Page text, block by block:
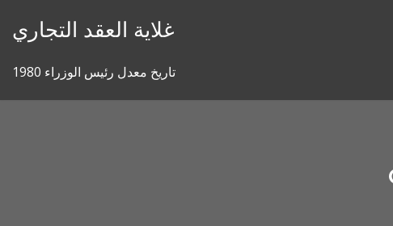
غلاية العقد التجاري
تاريخ معدل رئيس الوزراء 1980